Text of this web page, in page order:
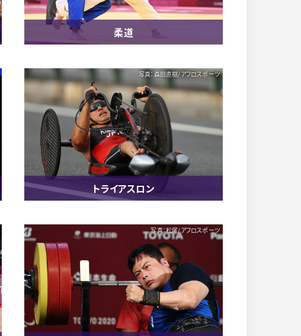
柔道
写真：森田直樹/アフロスポーツ
トライアスロン
写真：松尾/アフロスポーツ